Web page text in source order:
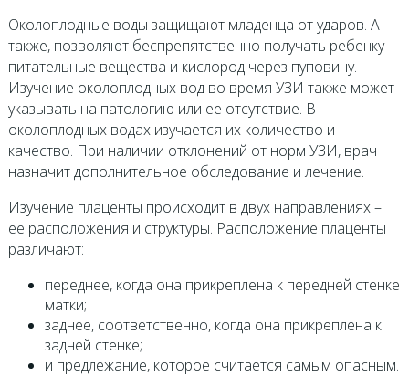
Околоплодные воды защищают младенца от ударов. А
также, позволяют беспрепятственно получать ребенку
питательные вещества и кислород через пуповину.
Изучение околоплодных вод во время УЗИ также может
указывать на патологию или ее отсутствие. В
околоплодных водах изучается их количество и
качество. При наличии отклонений от норм УЗИ, врач
назначит дополнительное обследование и лечение.
Изучение плаценты происходит в двух направлениях –
ее расположения и структуры. Расположение плаценты
различают:
переднее, когда она прикреплена к передней стенке
матки;
заднее, соответственно, когда она прикреплена к
задней стенке;
и предлежание, которое считается самым опасным.